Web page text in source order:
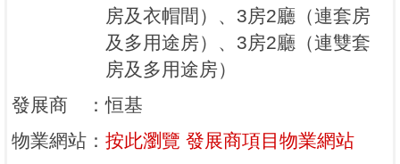
房及衣帽間）、3房2廳（連套房
及多用途房）、3房2廳（連雙套
房及多用途房）
發展商
：恒基
物業網站 ： 按此瀏覽 發展商項目物業網站